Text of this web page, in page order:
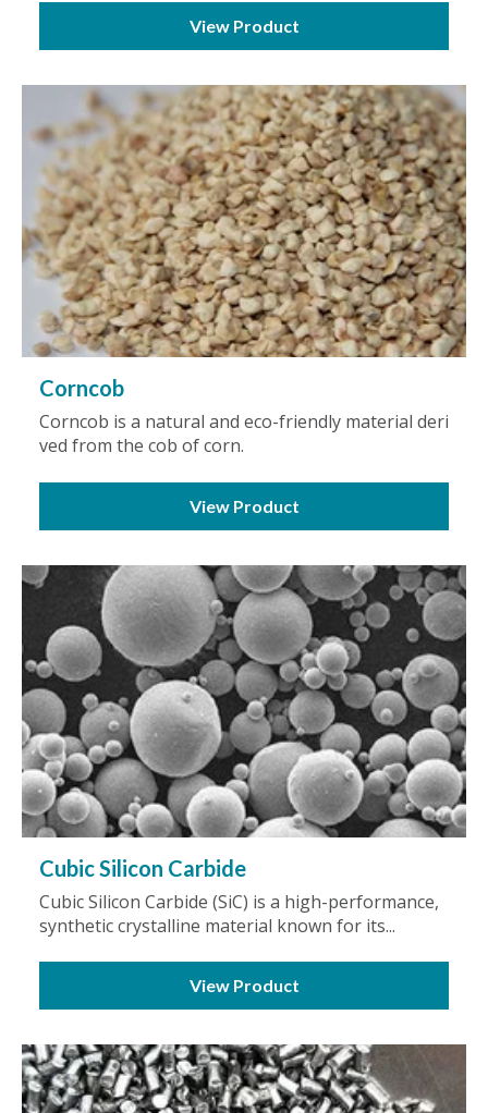
View Product
Corncob
Corncob is a natural and eco-friendly material deri
ved from the cob of corn.
View Product
Cubic Silicon Carbide
Cubic Silicon Carbide (SiC) is a high-performance,
synthetic crystalline material known for its...
View Product